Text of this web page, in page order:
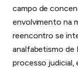
campo de
envolvimento na
reencontro se
analfabetismo de
processo judicial,